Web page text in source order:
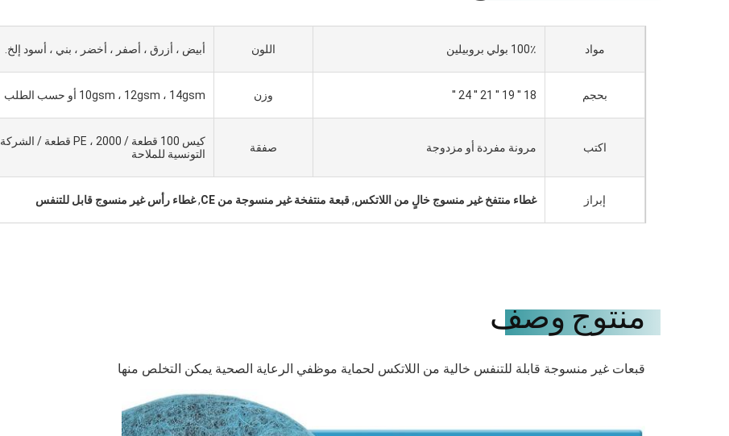
مواد 100٪ بولي بروبيلين اللون أبيض ، أزرق ، أصفر ، أخضر ، بني ، أسود إلخ.
بحجم 18 '' 19 '' 21 '' 24 '' وزن 10gsm ، 12gsm ، 14gsm أو حسب الطلب
اكتب مرونة مفردة أو مزدوجة صفقة
كيس 100 قطعة / PE ، 2000 قطعة / الشركة
التونسية للملاحة
إبراز غطاء منتفخ غير منسوج خالٍ من اللاتكس,قبعة منتفخة غير منسوجة من CE ,غطاء رأس غير منسوج قابل للتنفس
منتوج وصف
قبعات غير منسوجة قابلة للتنفس خالية من اللاتكس لحماية موظفي الرعاية الصحية يمكن التخلص منها